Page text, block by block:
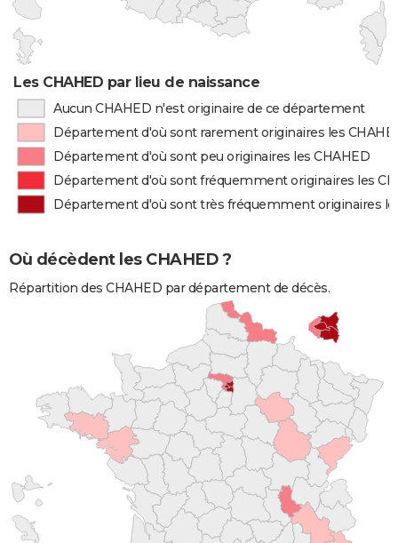
Les CHAHED par lieu de naissance
Aucun CHAHED n'est originaire de ce département
Département d'où sont rarement originaires les
Département d'où sont peu originaires les CHAHED
Département d'où sont fréquemment originaires les
Département d'où sont très fréquemment originaires
Où décèdent les CHAHED ?
Répartition des CHAHED par département de décès.